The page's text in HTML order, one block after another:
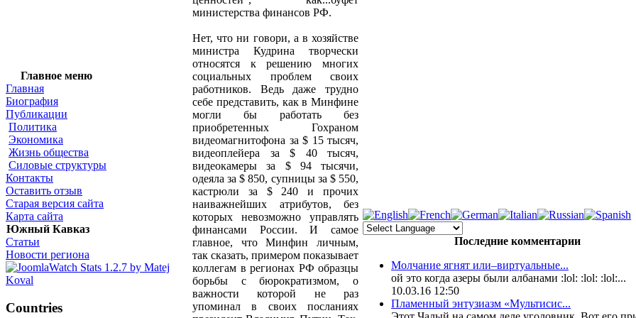
Главное меню
Главная
Биография
Публикации
Политика
Экономика
Жизнь общества
Силовые структуры
Контакты
Оставить отзыв
Старая версия сайта
Карта сайта
Южный Кавказ
Статьи
Новости региона
Countries
министерства финансов РФ.
Нет, что ни говори, а в хозяйстве
министра Кудрина творчески
относятся к решению многих
социальных проблем своих
работников. Ведь даже трудно
себе представить, как в Минфине
могли бы работать без
приобретенных Гохраном
видеомагнитофона за $ 15 тысяч,
видеоплейера за $ 40 тысяч,
видеокамеры за $ 94 тысячи,
одеяла за $ 850, супницы за $ 550,
кастрюли за $ 240 и прочих
наиважнейших атрибутов, без
которых невозможно управлять
финансами России. И самое
главное, что Минфин личным,
так сказать, примером показывает
коллегам в регионах РФ образцы
борьбы с бюрократизмом, о
важности которой не раз
упоминал в своих посланиях
Последние комментарии
Молчание ягнят или–виртуальные...
ой это когда азеры были албанами :lol: :lol: :lol:...
10.03.16 12:50
Пламенный энтузиазм «Мультисис...